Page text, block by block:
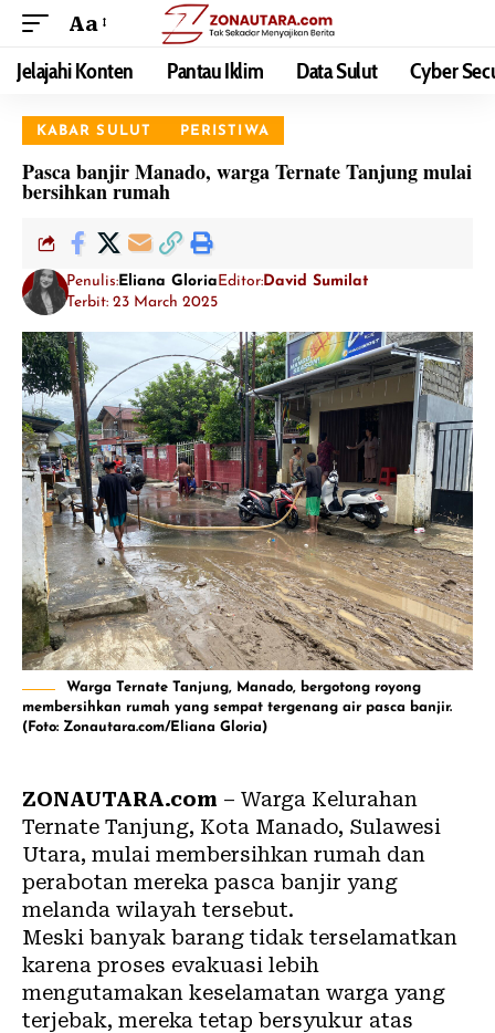
Aa
Jelajahi Konten Pantau Iklim Data Sulut Cyber
KABAR SULUT PERISTIWA
Pasca banjir Manado, warga Ternate Tanjung mulai
bersihkan rumah
Penulis:Eliana GloriaEditor:David Sumilat
Terbit: 23 March 2025
Warga Ternate Tanjung, Manado, bergotong royong
membersihkan rumah yang sempat tergenang air pasca banjir.
(Foto: Zonautara.com/Eliana Gloria)
ZONAUTARA.com – Warga Kelurahan
Ternate Tanjung, Kota Manado, Sulawesi
Utara, mulai membersihkan rumah dan
perabotan mereka pasca banjir yang
melanda wilayah tersebut.
Meski banyak barang tidak terselamatkan
karena proses evakuasi lebih
mengutamakan keselamatan warga yang
terjebak, mereka tetap bersyukur atas